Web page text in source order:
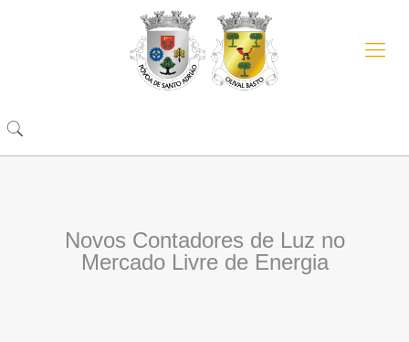
Novos Contadores de Luz no
Mercado Livre de Energia